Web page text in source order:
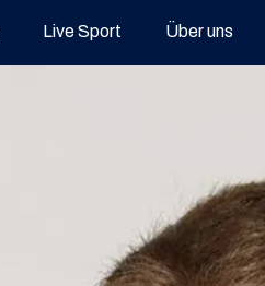
Live Sport Über uns